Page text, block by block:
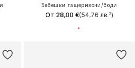
Бебешки гащеризони/боди
От 28,00 €(54,76 лв.³)